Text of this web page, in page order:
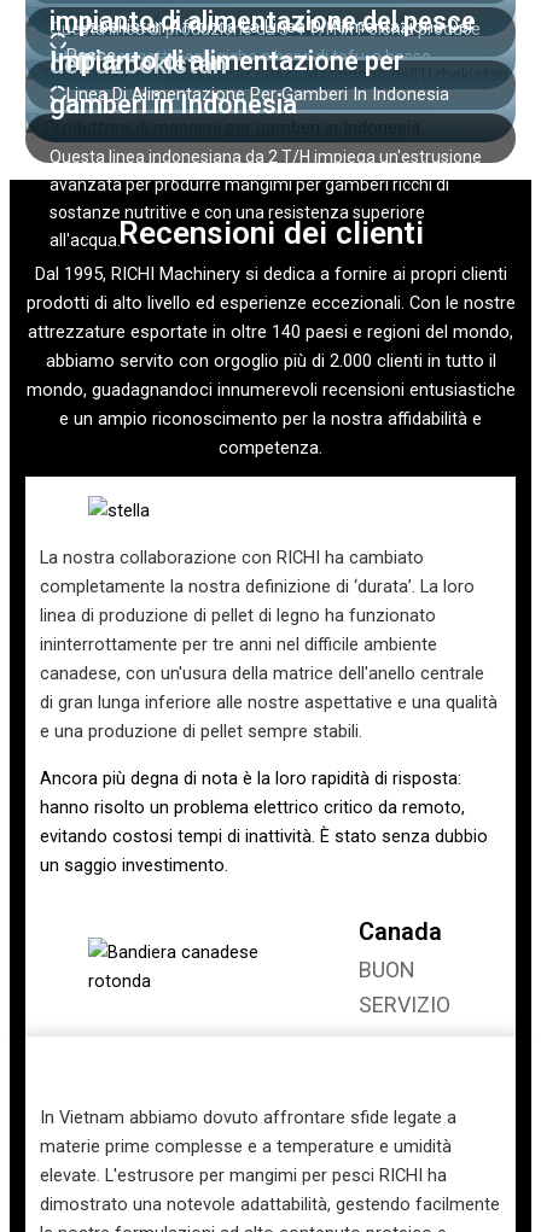
Questa linea di produzione di mangimi per suini boliviana
da 3-5 T/H fornisce pellet ottimizzati dal punto di vista
nutrizionale per le moderne attività suinicole.
Questa linea di produzione da 3-4 T/H in Polonia produce
lettiere per gatti ecologiche a base di tofu, a basso
contenuto di polvere e con proprietà di agglomerazione
rapida.
L'Uzbekistan Affonda La Linea Di Alimentazione Del
Pesce
impianto di alimentazione del pesce
dell'uzbekistan
Questa linea di produzione di mangimi per pesci da 5 T/H
produce pellet affondanti ad alta densità per una stabilità
Linea Di Alimentazione Per Gamberi In Indonesia
Impianto di alimentazione per
gamberi in Indonesia
Questa linea indonesiana da 2 T/H impiega un'estrusione
avanzata per produrre mangimi per gamberi ricchi di
sostanze nutritive e con una resistenza superiore
all'acqua.Recensioni dei clienti
Dal 1995, RICHI Machinery si dedica a fornire ai propri clienti
prodotti di alto livello ed esperienze eccezionali. Con le nostre
attrezzature esportate in oltre 140 paesi e regioni del mondo,
abbiamo servito con orgoglio più di 2.000 clienti in tutto il
mondo, guadagnandoci innumerevoli recensioni entusiastiche
e un ampio riconoscimento per la nostra affidabilità e
competenza.
La nostra collaborazione con RICHI ha cambiato
completamente la nostra definizione di ‘durata’. La loro
linea di produzione di pellet di legno ha funzionato
ininterrottamente per tre anni nel difficile ambiente
canadese, con un'usura della matrice dell'anello centrale
di gran lunga inferiore alle nostre aspettative e una qualità
e una produzione di pellet sempre stabili.
Ancora più degna di nota è la loro rapidità di risposta:
hanno risolto un problema elettrico critico da remoto,
evitando costosi tempi di inattività. È stato senza dubbio
un saggio investimento.
Canada
BUON
SERVIZIO
In Vietnam abbiamo dovuto affrontare sfide legate a
materie prime complesse e a temperature e umidità
elevate. L'estrusore per mangimi per pesci RICHI ha
dimostrato una notevole adattabilità, gestendo facilmente